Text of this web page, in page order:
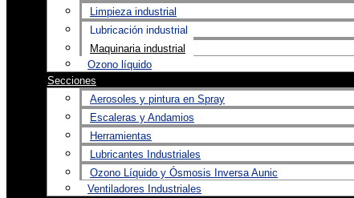
Limpieza industrial
Lubricación industrial
Maquinaria industrial
Ozono líquido
Secciones
Aerosoles y pintura en Spray
Escaleras y Andamios
Herramientas
Lubricantes Industriales
Ozono Líquido y Ósmosis Inversa Aunic
Ventiladores Industriales